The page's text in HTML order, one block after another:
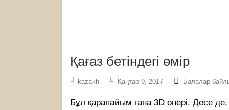
Қағаз бетіндегі өмір
kazakh Қаңтар 9, 2017 Балалар
Бұл қарапайым ғана 3D өнері. Десе де,